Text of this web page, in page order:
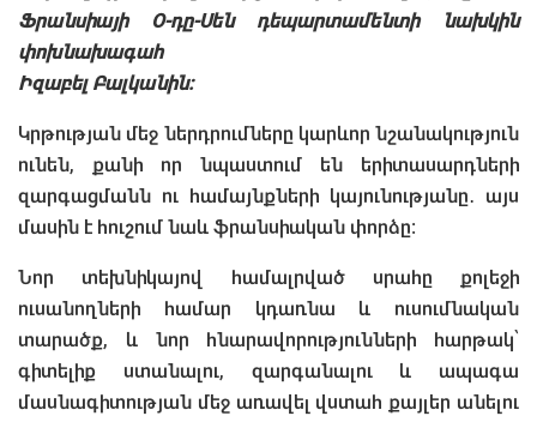
Ֆրանսիայի Օ-դը-Սեն դեպարտամենտի նախկին
փոխնախագահ
Իզաբել Բալկանին։
Կրթության մեջ ներդրումները կարևոր նշանակություն
ունեն, քանի որ նպաստում են երիտասարդների
զարգացմանն ու համայնքների կայունությանը․ այս
մասին է հուշում նաև ֆրանսիական փորձը։
Նոր տեխնիկայով համալրված սրահը քոլեջի
ուսանողների համար կդառնա և ուսումնական
տարածք, և նոր հնարավորությունների հարթակ՝
գիտելիք ստանալու, զարգանալու և ապագա
մասնագիտության մեջ առավել վստահ քայլեր անելու